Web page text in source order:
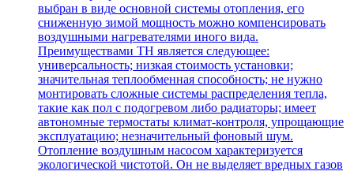
выбран в виде основной системы отопления, его
сниженную зимой мощность можно компенсировать
воздушными нагревателями иного вида.
Преимуществами ТН является следующее:
универсальность; низкая стоимость установки;
значительная теплообменная способность; не нужно
монтировать сложные системы распределения тепла,
такие как пол с подогревом либо радиаторы; имеет
автономные термостаты климат-контроля, упрощающие
эксплуатацию; незначительный фоновый шум.
Отопление воздушным насосом характеризуется
экологической чистотой. Он не выделяет вредных газов